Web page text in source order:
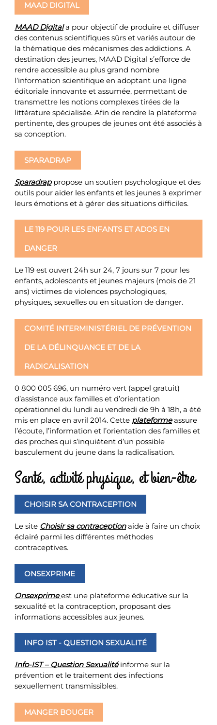
MAAD DIGITAL
MAAD Digitala pour objectif de produire et diffuser
des contenus scientifiques sûrs et variés autour de
la thématique des mécanismes des addictions. A
destination des jeunes, MAAD Digital s’efforce de
rendre accessible au plus grand nombre
l’information scientifique en adoptant une ligne
éditoriale innovante et assumée, permettant de
transmettre les notions complexes tirées de la
littérature spécialisée. Afin de rendre la plateforme
pertinente, des groupes de jeunes ont été associés à
sa conception.
SPARADRAP
Sparadrappropose un soutien psychologique et des
outils pour aider les enfants et les jeunes à exprimer
leurs émotions et à gérer des situations difficiles.
LE 119 POUR LES ENFANTS ET ADOS EN
DANGER
Le 119 est ouvert 24h sur 24, 7 jours sur 7 pour les
enfants, adolescents et jeunes majeurs (mois de 21
ans) victimes de violences psychologiques,
physiques, sexuelles ou en situation de danger.
COMITÉ INTERMINISTÉRIEL DE PRÉVENTION
DE LA DÉLINQUANCE ET DE LA
RADICALISATION
0 800 005 696, un numéro vert (appel gratuit)
d’assistance aux familles et d’orientation
opérationnel du lundi au vendredi de 9h à 18h, a été
mis en place en avril 2014. Cette plateformeassure
l’écoute, l’information et l’orientation des familles et
des proches qui s’inquiètent d’un possible
basculement du jeune dans la radicalisation.
Santé, activité physique, et bien-être
CHOISIR SA CONTRACEPTION
Le site Choisir sa contraceptionaide à faire un choix
éclairé parmi les différentes méthodes
contraceptives.
ONSEXPRIME
Onsexprime est une plateforme éducative sur la
sexualité et la contraception, proposant des
informations accessibles aux jeunes.
INFO IST - QUESTION SEXUALITÉ
Info-IST – Question Sexualitéinforme sur la
prévention et le traitement des infections
sexuellement transmissibles.
MANGER BOUGER